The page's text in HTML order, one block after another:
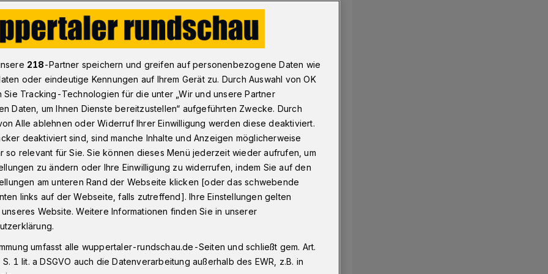
„Das kann doch nicht möglich sein!“
nicht möglich
in der Borsigstraße geblitzt wurde,
30-Zone. Ein Fall fast wie beim
gekommenen Blitzer am Heumarer
lenkte im zweiten Anlauf ein.
218-Partner speichern und greifen auf personenbezogene Daten wie
oder eindeutige Kennungen auf Ihrem Gerät zu. Durch Auswahl von OK
Sie Tracking-Technologien für die unter „Wir und unsere Partner
Daten, um Ihnen Dienste bereitzustellen“ aufgeführten Zwecke. Durch
Alle ablehnen oder Widerruf Ihrer Einwilligung werden diese deaktiviert.
deaktiviert sind, sind manche Inhalte und Anzeigen möglicherweise
so relevant für Sie. Sie können dieses Menü jederzeit wieder aufrufen, um
zu ändern oder Ihre Einwilligung zu widerrufen, indem Sie auf den
am unteren Rand der Webseite klicken [oder das schwebende
links auf der Webseite, falls zutreffend]. Ihre Einstellungen gelten
Website. Weitere Informationen finden Sie in unserer
umfasst alle wuppertaler-rundschau.de-Seiten und schließt gem. Art.
1 lit. a DSGVO auch die Datenverarbeitung außerhalb des EWR, z.B. in